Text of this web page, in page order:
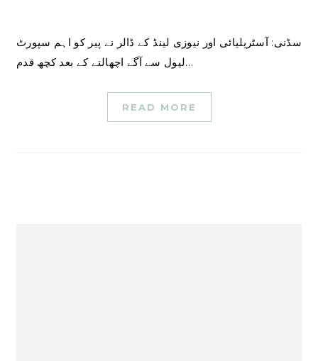
سڈنی: آسٹریلیائی اور نیوزی لینڈ کے ڈالر نے پیر کو اہم سپورٹ
لیول سے آگے اچھالنے کے بعد کچھ قدم…
READ MORE